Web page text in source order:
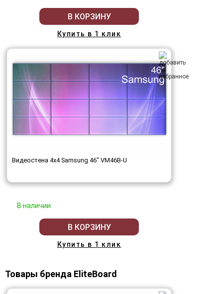
В КОРЗИНУ
Купить в 1 клик
Видеостена 4x4 Samsung 46" VM46B-U
В наличии
В КОРЗИНУ
Купить в 1 клик
Товары бренда EliteBoard